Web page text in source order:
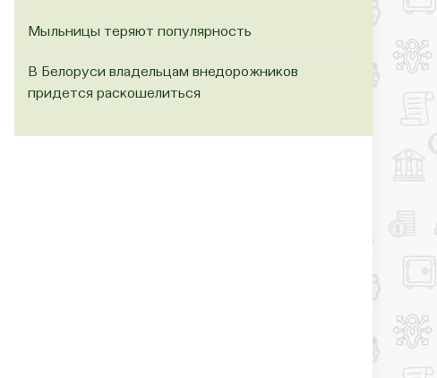
Мыльницы теряют популярность
В Белоруси владельцам внедорожников
придется раскошелиться